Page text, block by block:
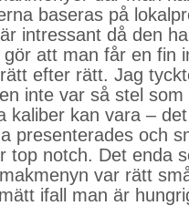
baseras på
intressant då den
att man får en fin
efter rätt. Jag
inte var så stel som
kaliber kan vara –
presenterades och
top notch. Det enda
var rätt
ifall man är